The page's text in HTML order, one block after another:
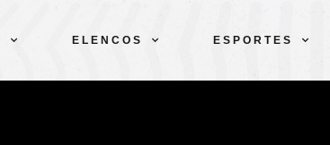
ELENCOS ESPORTES